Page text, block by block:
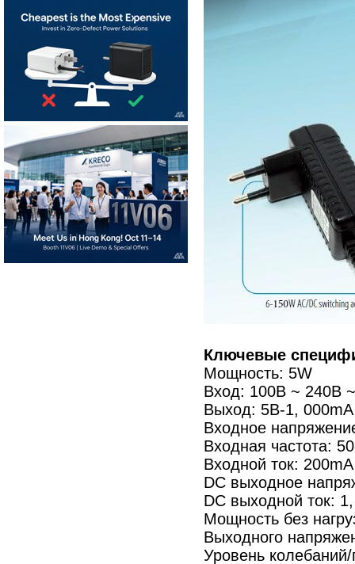
Ключевые
Мощность: 5W
Вход: 100В ~ 240В
Выход: 5В-1, 000mA
Входное
Входная частота:
Входной ток:
DC выходное
DC выходной ток:
Мощность без
Выходного
Уровень